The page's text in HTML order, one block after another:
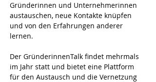
Gründerinnen und Unternehmerinnen
austauschen, neue Kontakte knüpfen
und von den Erfahrungen anderer
lernen.
Der GründerinnenTalk findet mehrmals
im Jahr statt und bietet eine Plattform
für den Austausch und die Vernetzung